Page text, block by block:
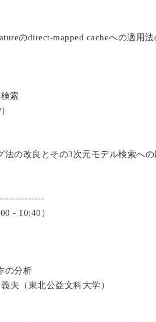
のdirect-mapped cacheへの適用
索
法の改良とその3次元モデル検索へ
- 10:40 ）
の分析
義夫（東北公益文科大学）